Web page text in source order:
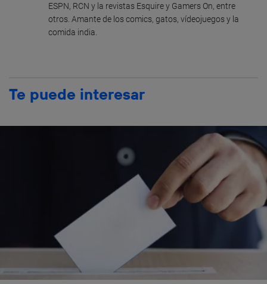
ESPN, RCN y la revistas Esquire y Gamers On, entre
otros. Amante de los comics, gatos, vídeojuegos y la
comida india.
Te puede interesar